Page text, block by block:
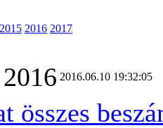
2015 2016 2017
2016.06.10 19:32:05
összes